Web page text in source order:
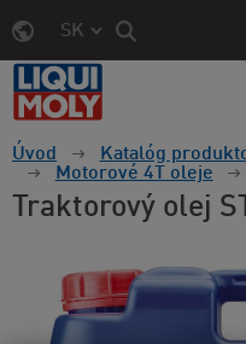
SK
Úvod Katalóg
Motorové 4T oleje
Traktorový olej